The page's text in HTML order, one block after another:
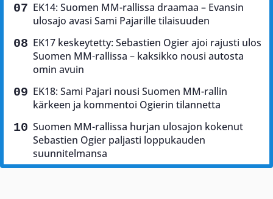
EK14: Suomen MM-rallissa draamaa – Evansin
ulosajo avasi Sami Pajarille tilaisuuden
EK17 keskeytetty: Sebastien Ogier ajoi rajusti ulos
Suomen MM-rallissa – kaksikko nousi autosta
omin avuin
EK18: Sami Pajari nousi Suomen MM-rallin
kärkeen ja kommentoi Ogierin tilannetta
Suomen MM-rallissa hurjan ulosajon kokenut
Sebastien Ogier paljasti loppukauden
suunnitelmansa